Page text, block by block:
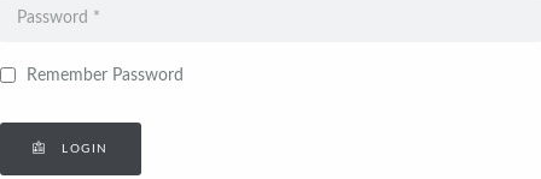
Remember Password
LOGIN